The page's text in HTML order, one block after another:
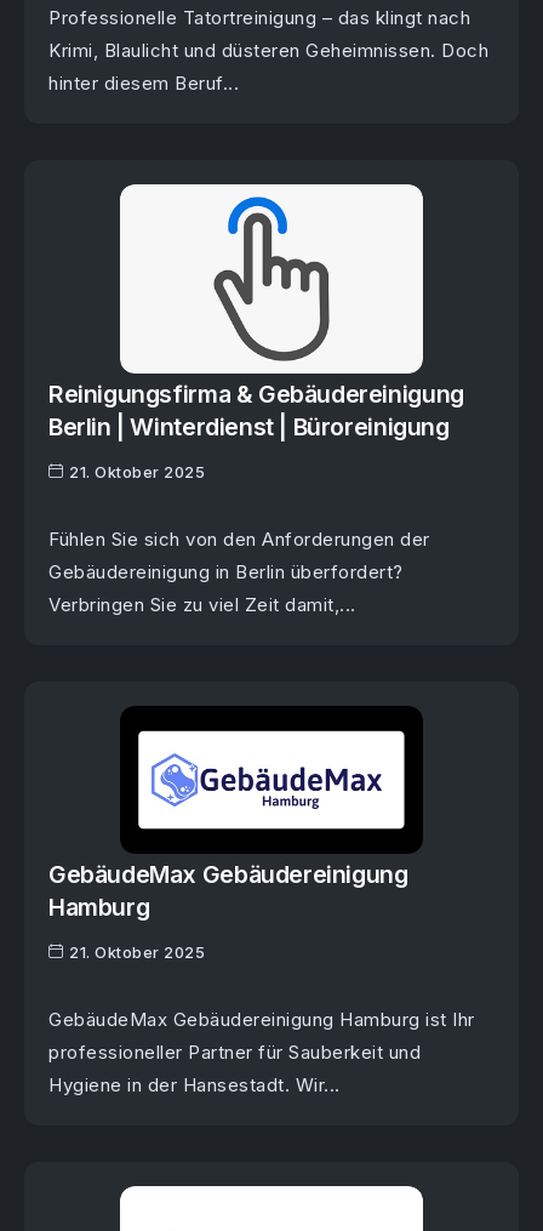
Professionelle Tatortreinigung – das klingt nach
Krimi, Blaulicht und düsteren Geheimnissen. Doch
hinter diesem Beruf...
Reinigungsfirma & Gebäudereinigung
Berlin | Winterdienst | Büroreinigung
21. Oktober 2025
Fühlen Sie sich von den Anforderungen der
Gebäudereinigung in Berlin überfordert?
Verbringen Sie zu viel Zeit damit,...
GebäudeMax Gebäudereinigung
Hamburg
21. Oktober 2025
GebäudeMax Gebäudereinigung Hamburg ist Ihr
professioneller Partner für Sauberkeit und
Hygiene in der Hansestadt. Wir...